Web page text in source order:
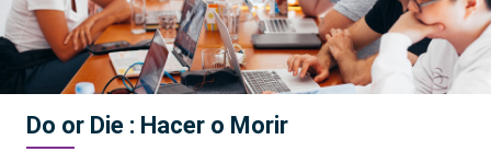
Do or Die : Hacer o Morir